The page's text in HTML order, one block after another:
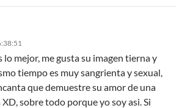
mejor, me gusta su imagen tierna y
tiempo es muy sangrienta y sexual,
que demuestre su amor de una
sobre todo porque yo soy asi. Si